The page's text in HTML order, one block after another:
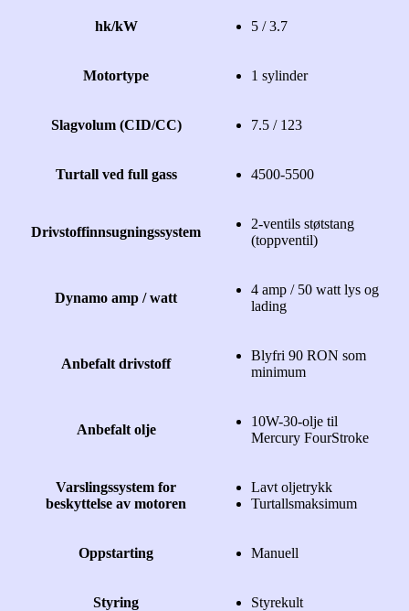
hk/kW 5 / 3.7
Motortype 1 sylinder
Slagvolum (CID/CC) 7.5 / 123
Turtall ved full gass 4500-5500
Drivstoffinnsugningssystem
2-ventils støtstang
(toppventil)
Dynamo amp / watt
4 amp / 50 watt lys og
lading
Anbefalt drivstoff
Blyfri 90 RON som
minimum
Anbefalt olje
10W-30-olje til
Mercury FourStroke
Varslingssystem for
beskyttelse av motoren
Lavt oljetrykk
Turtallsmaksimum
Oppstarting Manuell
Styring Styrekult